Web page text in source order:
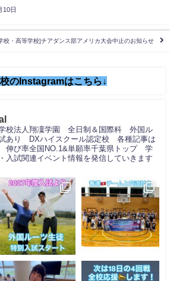
10日
校・高等学校]チアダンス部アメリカ大会中止のお知らせ
のInstagramはこちら↓
校法人翔凜学園 全日制＆国際科 外国ル
あり DXハイスクール認定校 各種記事は
伸び率全国NO.1&単願率千葉県トップ 学
入試関連イベント情報を発信していきます